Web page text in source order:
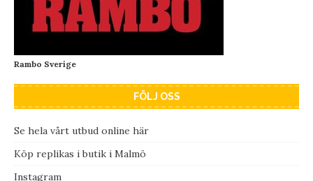
Rambo Sverige
FÖLJ OSS
Se hela vårt utbud online här
Köp replikas i butik i Malmö
Instagram